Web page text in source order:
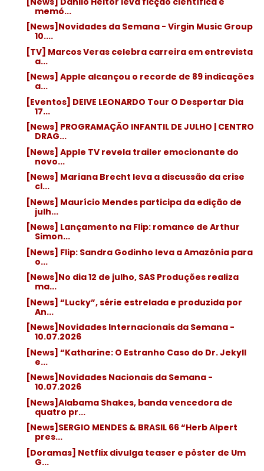
memó...
[News]Novidades da Semana - Virgin Music Group
10....
[TV] Marcos Veras celebra carreira em entrevista
a...
[News] Apple alcançou o recorde de 89 indicações
a...
[Eventos] DEIVE LEONARDO Tour O Despertar Dia
17...
[News] PROGRAMAÇÃO INFANTIL DE JULHO | CENTRO
DRAG...
[News] Apple TV revela trailer emocionante do
novo...
[News] Mariana Brecht leva a discussão da crise
cl...
[News] Maurício Mendes participa da edição de
julh...
[News] Lançamento na Flip: romance de Arthur
Simon...
[News] Flip: Sandra Godinho leva a Amazônia para
o...
[News]No dia 12 de julho, SAS Produções realiza
ma...
[News] “Lucky”, série estrelada e produzida por
An...
[News]Novidades Internacionais da Semana -
10.07.2026
[News] “Katharine: O Estranho Caso do Dr. Jekyll
e...
[News]Novidades Nacionais da Semana -
10.07.2026
[News]Alabama Shakes, banda vencedora de
quatro pr...
[News]SERGIO MENDES & BRASIL 66 “Herb Alpert
pres...
[Doramas] Netflix divulga teaser e pôster de Um
G...